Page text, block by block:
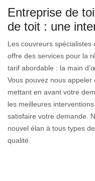
Entreprise de
de toit : une
Les couvreurs spécialistes
offre des services pour la
tarif abordable : la main
Vous pouvez nous
mettant en avant votre
les meilleures
satisfaire votre demande.
nouvel élan à tous types
qualité.